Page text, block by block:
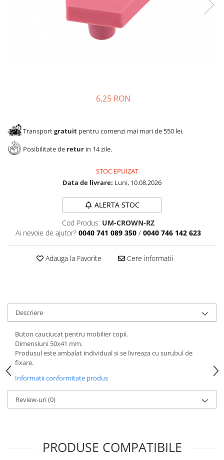
Solutii de curatat & adezivi
6,25 RON
Transportgratuit pentru comenzi mai mari de 550 lei.
Posibilitate de retur in 14 zile.
STOC EPUIZAT
Data de livrare: Luni, 10.08.2026
ALERTA STOC
Cod Produs: UM-CROWN-RZ
Ai nevoie de ajutor? 0040 741 089 350 / 0040 746 142 623
Adauga la Favorite Cere informatii
Descriere
Buton cauciucat pentru mobilier copii.
Dimensiuni 50x41 mm.
Produsul este ambalat individual si se livreaza cu surubul de
fixare.
Informatii conformitate produs
Review-uri(0)
PRODUSE COMPATIBILE